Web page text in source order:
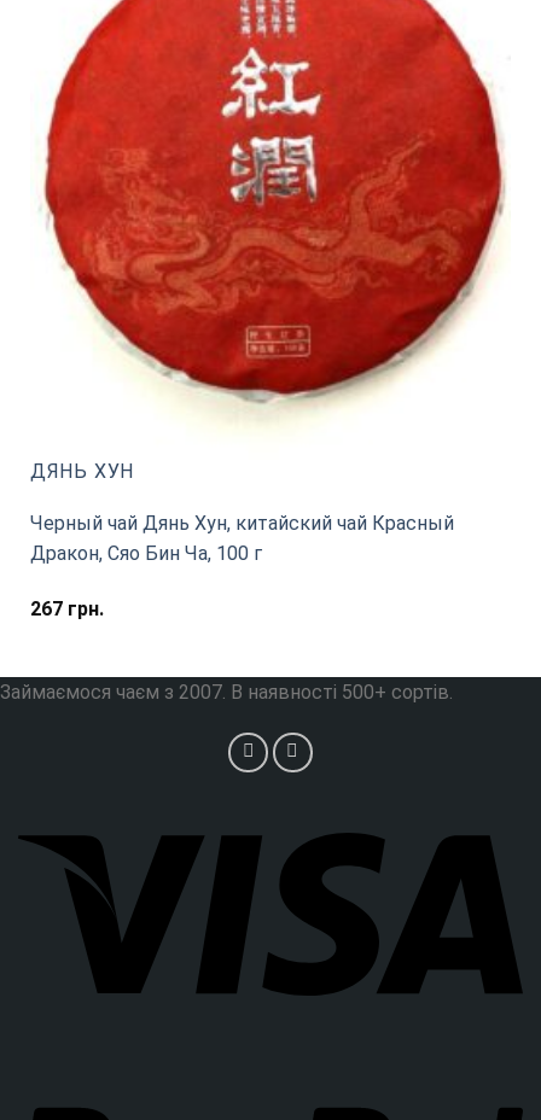
ДЯНЬ ХУН
Черный чай Дянь Хун, китайский чай Красный
Дракон, Сяо Бин Ча, 100 г
267грн.
Займаємося чаєм з 2007. В наявності 500+ сортів.